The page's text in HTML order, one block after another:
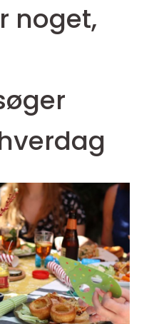
noget,